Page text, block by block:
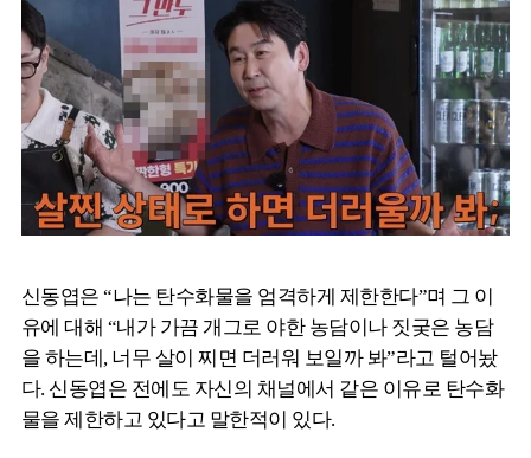
신동엽은 “나는 탄수화물을 엄격하게 제한한다”며 그 이
유에 대해 “내가 가끔 개그로 야한 농담이나 짓궂은 농담
을 하는데, 너무 살이 찌면 더러워 보일까 봐”라고 털어놨
다. 신동엽은 전에도 자신의 채널에서 같은 이유로 탄수화
물을 제한하고 있다고 말한적이 있다.